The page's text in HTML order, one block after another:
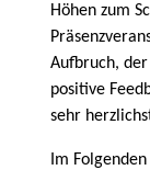
Höhen zum
Aufbruch, der
positive
sehr
Im